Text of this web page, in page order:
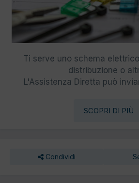
Ti serve uno schema
distribuzione o
L'Assistenza Diretta può
SCOPRI DI PIÙ
Condividi